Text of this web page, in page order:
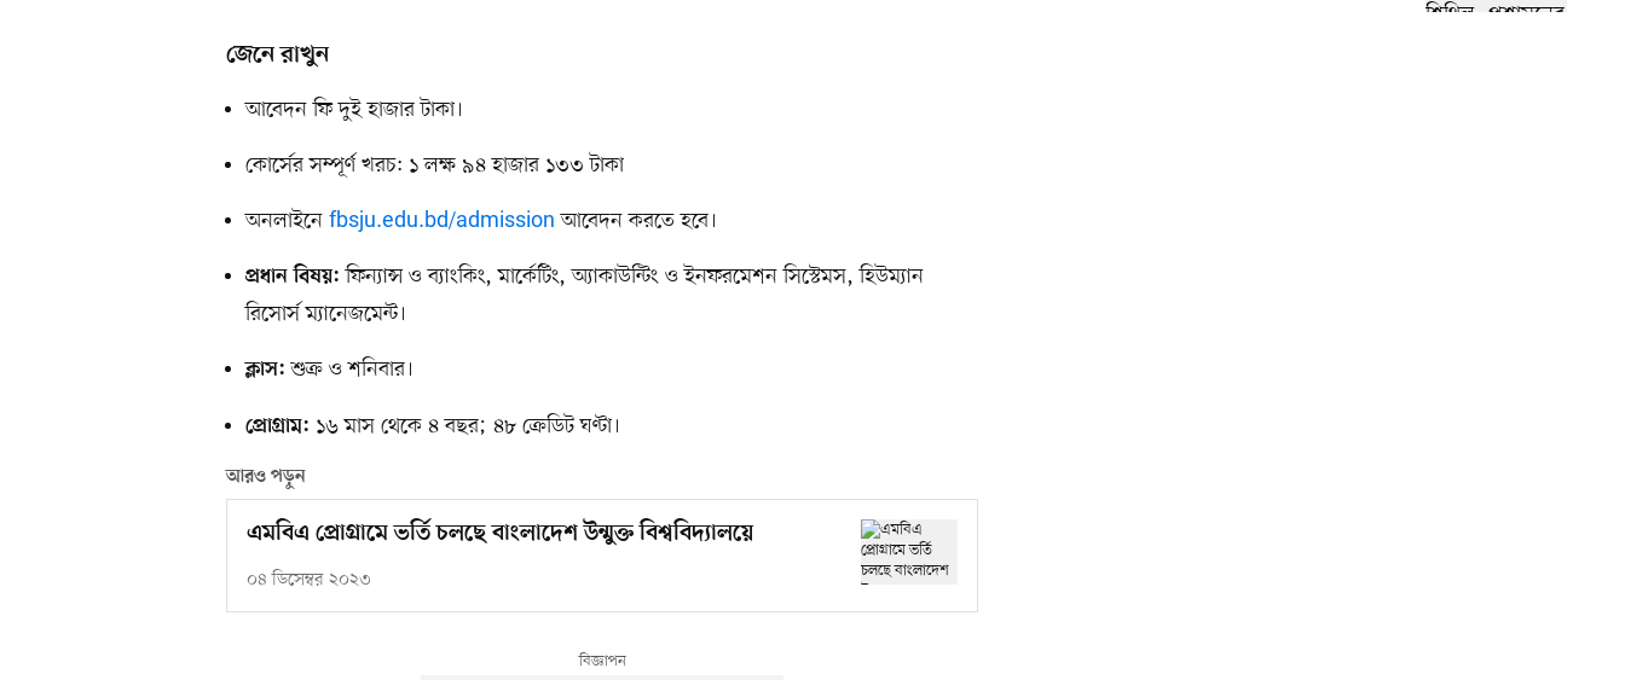
জেনে রাখুন
আবেদন ফি দুই হাজার টাকা।
কোর্সের সম্পূর্ণ খরচ: ১ লক্ষ ৯৪ হাজার ১৩৩ টাকা
অনলাইনে fbsju.edu.bd/admission আবেদন করতে হবে।
প্রধান বিষয়: ফিন্যান্স ও ব্যাংকিং, মার্কেটিং, অ্যাকাউন্টিং ও ইনফরমেশন সিস্টেমস, হিউম্যান
রিসোর্স ম্যানেজমেন্ট।
ক্লাস: শুক্র ও শনিবার।
প্রোগ্রাম: ১৬ মাস থেকে ৪ বছর; ৪৮ ক্রেডিট ঘণ্টা।
আরও পড়ুন
এমবিএ প্রোগ্রামে ভর্তি চলছে বাংলাদেশ উন্মুক্ত বিশ্ববিদ্যালয়ে
০৪ ডিসেম্বর ২০২৩